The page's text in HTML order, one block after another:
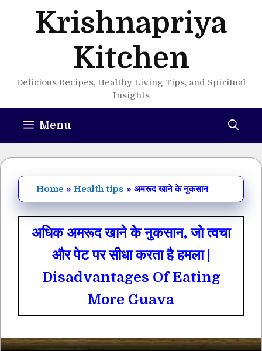
Krishnapriya
Kitchen
Delicious Recipes, Healthy Living Tips, and Spiritual
Insights
Menu
Home » Health tips » अमरूद खाने के नुकसान
अधिक अमरूद खाने के नुकसान, जो त्‍वचा
और पेट पर सीधा करता है हमला |
Disadvantages Of Eating
More Guava